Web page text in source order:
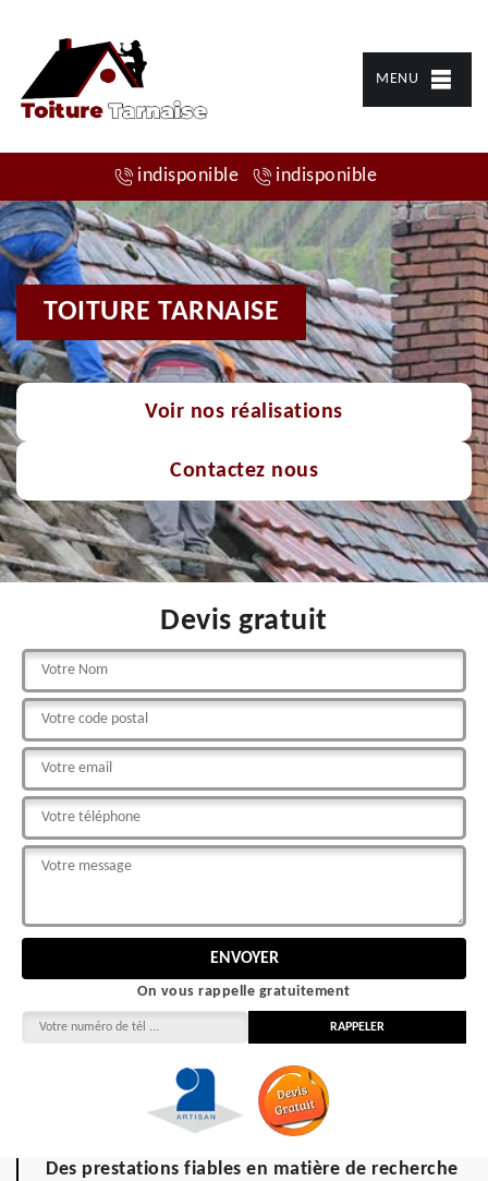
MENU
indisponible indisponible
TOITURE TARNAISE
Voir nos réalisations
Contactez nous
Devis gratuit
On vous rappelle gratuitement
Des prestations fiables en matière de recherche